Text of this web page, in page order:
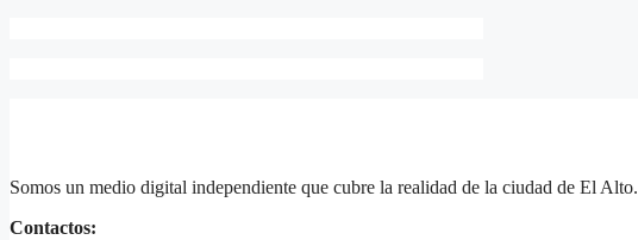
Somos un medio digital independiente que cubre la realidad de la ciudad de El Alto.
Contactos: